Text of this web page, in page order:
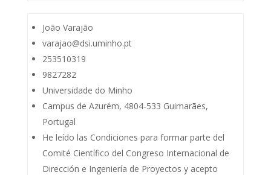
João Varajão
varajao@dsi.uminho.pt
253510319
9827282
Universidade do Minho
Campus de Azurém, 4804-533 Guimarães,
Portugal
He leído las Condiciones para formar parte del
Comité Científico del Congreso Internacional de
Dirección e Ingeniería de Proyectos y acepto